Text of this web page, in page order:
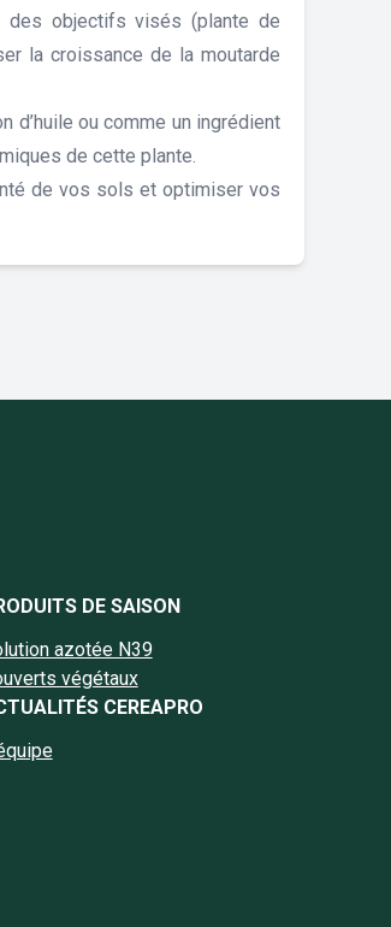
des objectifs visés (plante de
la croissance de la moutarde
d’huile ou comme un ingrédient
de cette plante.
de vos sols et optimiser vos
Cereapro
DE SAISON
azotée N39
végétaux
CEREAPRO